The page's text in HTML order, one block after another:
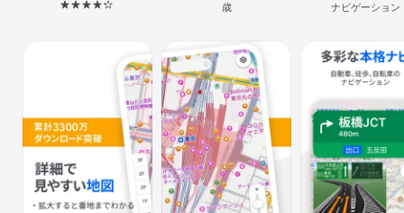
iPhone
Watch
歳 ナビゲーション